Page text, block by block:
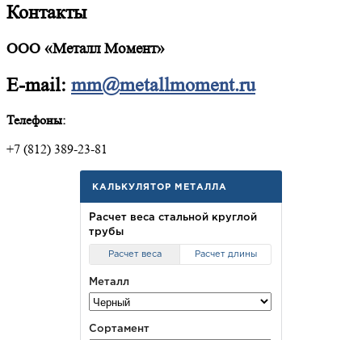
Контакты
ООО «Металл Момент»
E-mail: mm@metallmoment.ru
Телефоны:
+7 (812) 389-23-81